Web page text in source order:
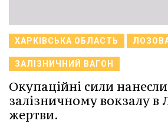
ХАРКІВСЬКА ОБЛАСТЬ
ЗАЛІЗНИЧНИЙ ВАГОН
Окупаційні сили
залізничному вокзалу в
жертви.